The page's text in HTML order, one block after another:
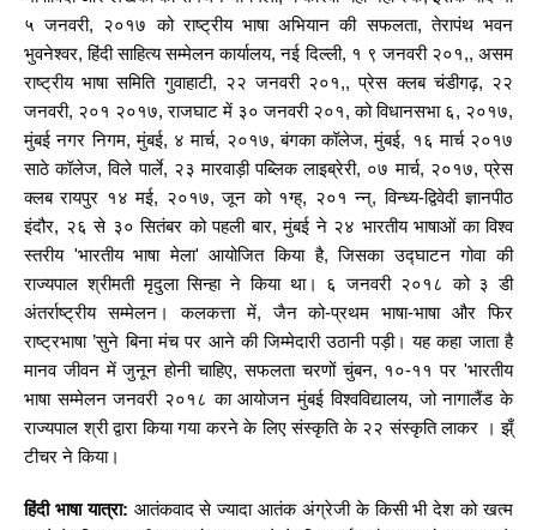
५ जनवरी, २०१७ को राष्ट्रीय भाषा अभियान की सफलता, तेरापंथ भवन
भुवनेश्वर, हिंदी साहित्य सम्मेलन कार्यालय, नई दिल्ली, १ ९ जनवरी २०१,, असम
राष्ट्रीय भाषा समिति गुवाहाटी, २२ जनवरी २०१,, प्रेस क्लब चंडीगढ़, २२
जनवरी, २०१ २०१७, राजघाट में ३० जनवरी २०१, को विधानसभा ६, २०१७,
मुंबई नगर निगम, मुंबई, ४ मार्च, २०१७, बंगका कॉलेज, मुंबई, १६ मार्च २०१७
साठे कॉलेज, विले पार्ले, २३ मारवाड़ी पब्लिक लाइब्रेरी, ०७ मार्च, २०१७, प्रेस
क्लब रायपुर १४ मई, २०१७, जून को १ग्ह्, २०१ न्न्, विन्ध्य-द्विवेदी ज्ञानपीठ
इंदौर, २६ से ३० सितंबर को पहली बार, मुंबई ने २४ भारतीय भाषाओं का विश्व
स्तरीय 'भारतीय भाषा मेला' आयोजित किया है, जिसका उद्घाटन गोवा की
राज्यपाल श्रीमती मृदुला सिन्हा ने किया था। ६ जनवरी २०१८ को ३ डी
अंतर्राष्ट्रीय सम्मेलन। कलकत्ता में, जैन को-प्रथम भाषा-भाषा और फिर
राष्ट्रभाषा ’सुने बिना मंच पर आने की जिम्मेदारी उठानी पड़ी। यह कहा जाता है
मानव जीवन में जुनून होनी चाहिए, सफलता चरणों चुंबन, १०-११ पर 'भारतीय
भाषा सम्मेलन जनवरी २०१८ का आयोजन मुंबई विश्वविद्यालय, जो नागालैंड के
राज्यपाल श्री द्वारा किया गया करने के लिए संस्कृति के २२ संस्कृति लाकर । झ्ँ
टीचर ने किया।
हिंदी भाषा यात्रा: आतंकवाद से ज्यादा आतंक अंग्रेजी के किसी भी देश को खत्म